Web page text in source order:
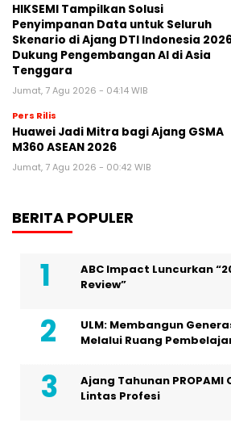
HIKSEMI Tampilkan Solusi
Penyimpanan Data untuk Seluruh
Skenario di Ajang DTI Indonesia
Dukung Pengembangan AI di Asia
Tenggara
Jumat, 7 Agu 2026 - 04:14 WIB
Pers Rilis
Huawei Jadi Mitra bagi Ajang GSMA
M360 ASEAN 2026
Jumat, 7 Agu 2026 - 00:42 WIB
BERITA POPULER
ABC Impact Luncurkan
Review”
ULM: Membangun
Melalui Ruang
Ajang Tahunan PROPAMI
Lintas Profesi